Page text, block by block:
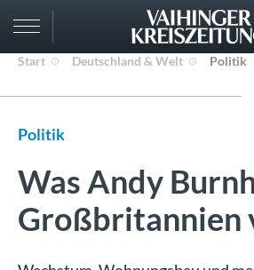
Start Deutschland & Welt Politik
Politik
Was Andy
Großbritannien